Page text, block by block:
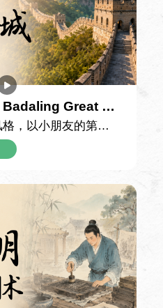
Basic Course I
Great W
，以小朋友的第一
家人游览北京八达
故事，带领观众沉
化遗产的独特魅力。
父亲驾车带全家前往
下时，小男孩亲眼
长城——它顺着连绵
如一条雄伟的灰色巨
比他想象中更加壮阔